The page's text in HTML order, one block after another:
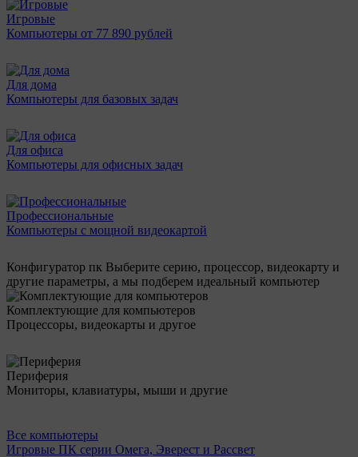
Игровые
Компьютеры от 77 890 рублей
Для дома
Компьютеры для базовых задач
Для офиса
Компьютеры для офисных задач
Профессиональные
Компьютеры с мощной видеокартой
Конфигуратор пк Выберите серию, процессор, видеокарту и
другие параметры, а мы подберем идеальный компьютер
Комплектующие для компьютеров
Процессоры, видеокарты и другое
Периферия
Мониторы, клавиатуры, мыши и другие
Все компьютеры
Игровые ПК серии Омега, Эверест и Рассвет